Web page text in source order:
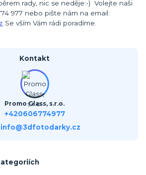
rady, nic se neděje:-) Volejte naši
977 nebo pište nám na email:
Se vším Vám rádi poradíme.
Kontakt
Promo Glass, s.r.o.
+420606774977
info@3dfotodarky.cz